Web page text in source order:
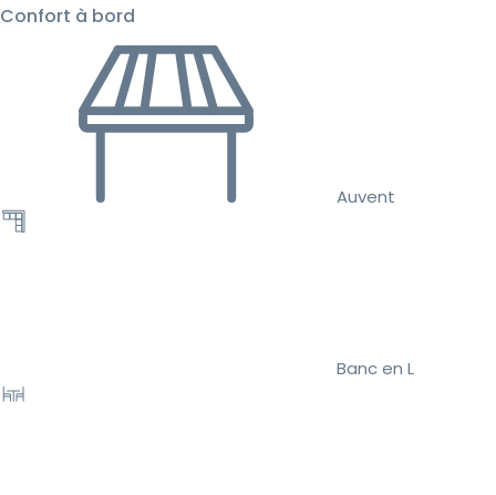
Confort à bord
Auvent
Banc en L